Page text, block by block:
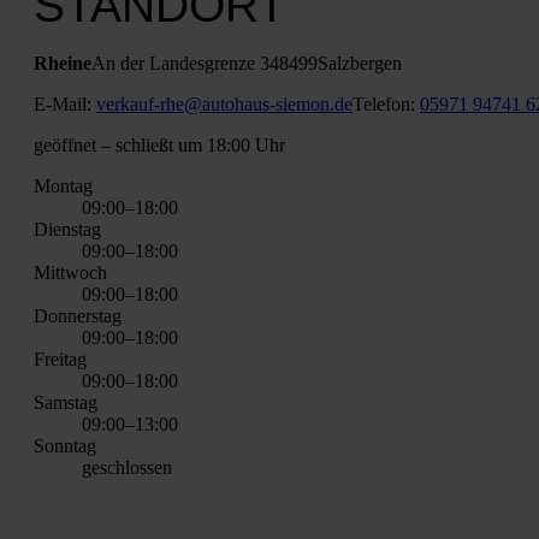
Rhei­neAn der Lan­des­gren­ze 348499Salz­ber­gen
E‑Mail: verkauf-rhe@autohaus-siemon.deTele­fon: 05971 94741
geöff­net – schließt um 18:00 Uhr
Mon­tag
09:00–18:00
Diens­tag
09:00–18:00
Mitt­woch
09:00–18:00
Don­ners­tag
09:00–18:00
Frei­tag
09:00–18:00
Sams­tag
09:00–13:00
Sonn­tag
geschlos­sen